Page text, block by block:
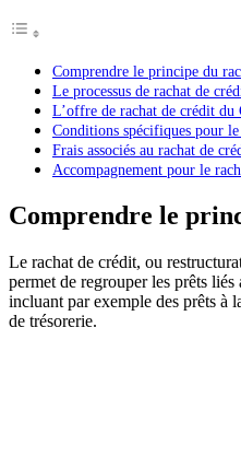
Comprendre le principe du
Le processus de rachat de
L’offre de rachat de crédit
Conditions spécifiques pour
Frais associés au rachat de
Accompagnement pour le
Comprendre le
Le rachat de crédit, ou
permet de regrouper les prêts
incluant par exemple des prêts à
de trésorerie.